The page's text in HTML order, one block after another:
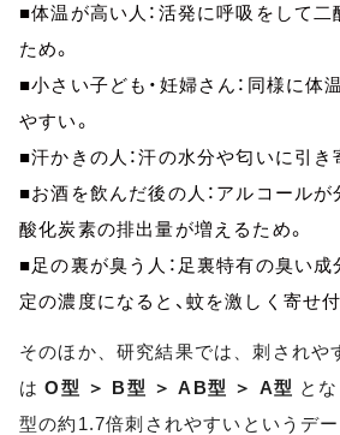
■体温が高い人：活発に呼吸をして
ため。
■小さい子ども・妊婦さん：同様に体
やすい。
■汗かきの人：汗の水分や匂いに引き
■お酒を飲んだ後の人：アルコール
酸化炭素の排出量が増えるため。
■足の裏が臭う人：足裏特有の臭い成
定の濃度になると、蚊を激しく寄せ
そのほか、研究結果では、刺されや
は O型 ＞ B型 ＞ AB型 ＞ A型 と
型の約1.7倍刺されやすいというデ